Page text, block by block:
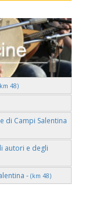
48)
di Campi Salentina
autori e degli
- (km 48)